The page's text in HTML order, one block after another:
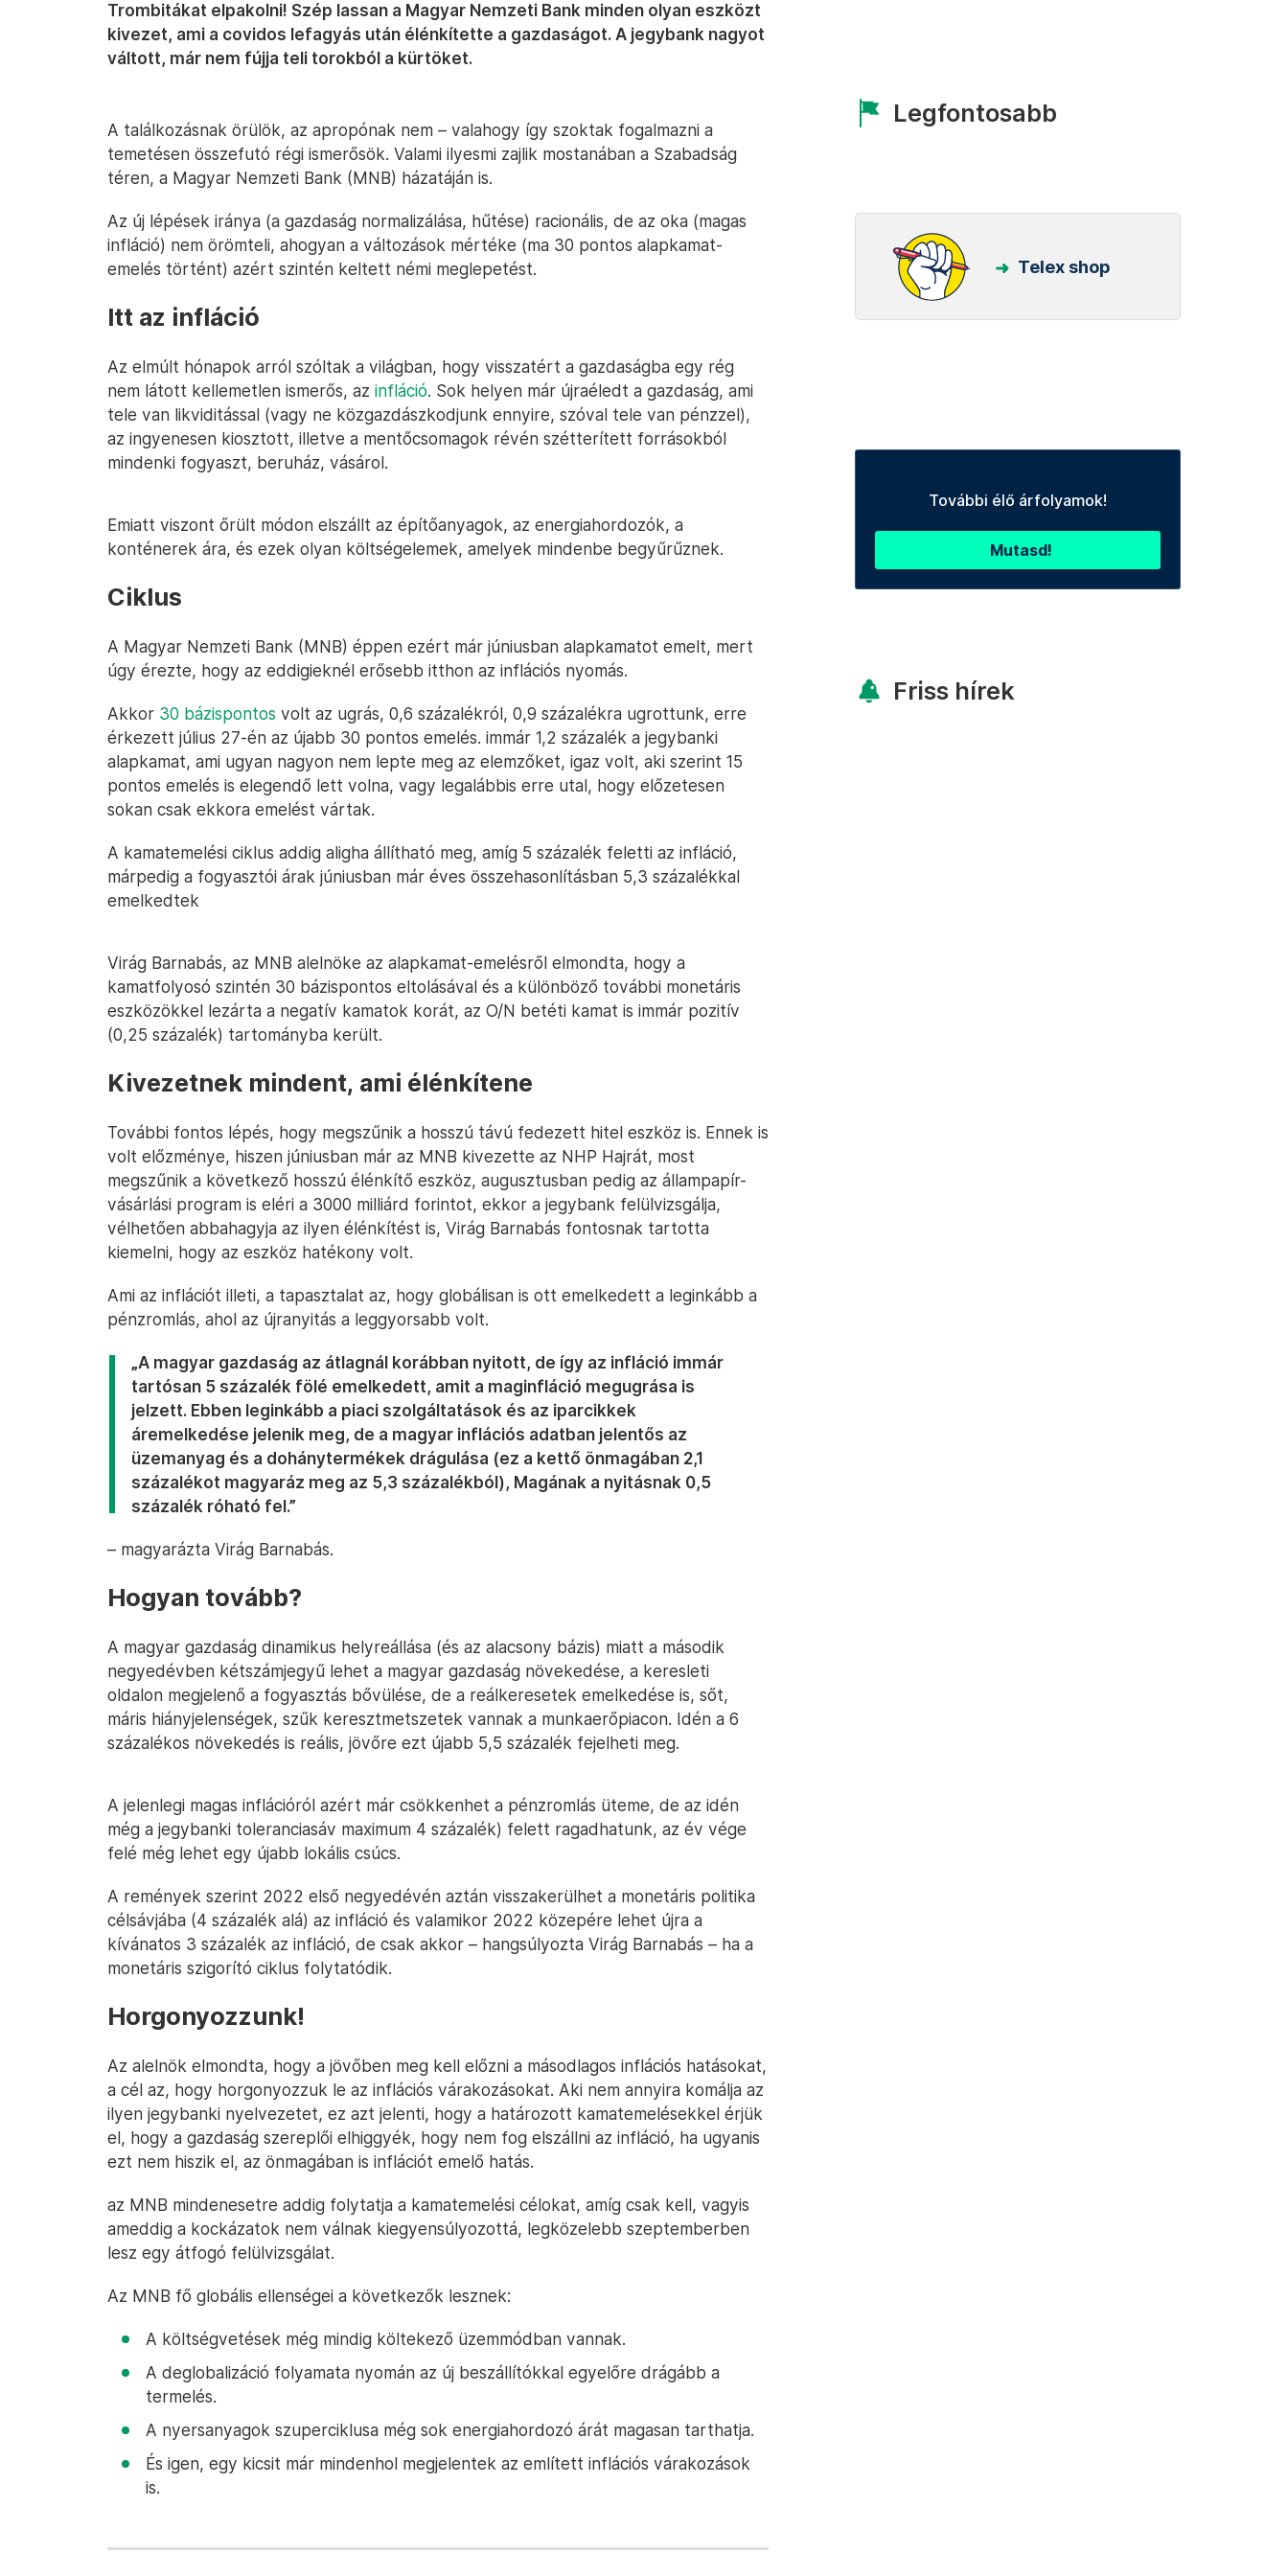
Trombitákat elpakolni! Szép lassan a Magyar Nemzeti Bank minden olyan eszközt
kivezet, ami a covidos lefagyás után élénkítette a gazdaságot. A jegybank nagyot
váltott, már nem fújja teli torokból a kürtöket.
A találkozásnak örülök, az apropónak nem – valahogy így szoktak fogalmazni a
temetésen összefutó régi ismerősök. Valami ilyesmi zajlik mostanában a Szabadság
téren, a Magyar Nemzeti Bank (MNB) házatáján is.
Az új lépések iránya (a gazdaság normalizálása, hűtése) racionális, de az oka (magas
infláció) nem örömteli, ahogyan a változások mértéke (ma 30 pontos alapkamat-
emelés történt) azért szintén keltett némi meglepetést.
Itt az infláció
Az elmúlt hónapok arról szóltak a világban, hogy visszatért a gazdaságba egy rég
nem látott kellemetlen ismerős, az infláció. Sok helyen már újraéledt a gazdaság, ami
tele van likviditással (vagy ne közgazdászkodjunk ennyire, szóval tele van pénzzel),
az ingyenesen kiosztott, illetve a mentőcsomagok révén szétterített forrásokból
mindenki fogyaszt, beruház, vásárol.
Emiatt viszont őrült módon elszállt az építőanyagok, az energiahordozók, a
konténerek ára, és ezek olyan költségelemek, amelyek mindenbe begyűrűznek.
Ciklus
A Magyar Nemzeti Bank (MNB) éppen ezért már júniusban alapkamatot emelt, mert
úgy érezte, hogy az eddigieknél erősebb itthon az inflációs nyomás.
Akkor 30 bázispontos volt az ugrás, 0,6 százalékról, 0,9 százalékra ugrottunk, erre
érkezett július 27-én az újabb 30 pontos emelés. immár 1,2 százalék a jegybanki
alapkamat, ami ugyan nagyon nem lepte meg az elemzőket, igaz volt, aki szerint 15
pontos emelés is elegendő lett volna, vagy legalábbis erre utal, hogy előzetesen
sokan csak ekkora emelést vártak.
A kamatemelési ciklus addig aligha állítható meg, amíg 5 százalék feletti az infláció,
márpedig a fogyasztói árak júniusban már éves összehasonlításban 5,3 százalékkal
emelkedtek
Virág Barnabás, az MNB alelnöke az alapkamat-emelésről elmondta, hogy a
kamatfolyosó szintén 30 bázispontos eltolásával és a különböző további monetáris
eszközökkel lezárta a negatív kamatok korát, az O/N betéti kamat is immár pozitív
(0,25 százalék) tartományba került.
Kivezetnek mindent, ami élénkítene
További fontos lépés, hogy megszűnik a hosszú távú fedezett hitel eszköz is. Ennek is
volt előzménye, hiszen júniusban már az MNB kivezette az NHP Hajrát, most
megszűnik a következő hosszú élénkítő eszköz, augusztusban pedig az állampapír-
vásárlási program is eléri a 3000 milliárd forintot, ekkor a jegybank felülvizsgálja,
vélhetően abbahagyja az ilyen élénkítést is, Virág Barnabás fontosnak tartotta
kiemelni, hogy az eszköz hatékony volt.
Ami az inflációt illeti, a tapasztalat az, hogy globálisan is ott emelkedett a leginkább a
pénzromlás, ahol az újranyitás a leggyorsabb volt.
„A magyar gazdaság az átlagnál korábban nyitott, de így az infláció immár
tartósan 5 százalék fölé emelkedett, amit a maginfláció megugrása is
jelzett. Ebben leginkább a piaci szolgáltatások és az iparcikkek
áremelkedése jelenik meg, de a magyar inflációs adatban jelentős az
üzemanyag és a dohánytermékek drágulása (ez a kettő önmagában 2,1
százalékot magyaráz meg az 5,3 százalékból), Magának a nyitásnak 0,5
százalék róható fel.”
– magyarázta Virág Barnabás.
Hogyan tovább?
A magyar gazdaság dinamikus helyreállása (és az alacsony bázis) miatt a második
negyedévben kétszámjegyű lehet a magyar gazdaság növekedése, a keresleti
oldalon megjelenő a fogyasztás bővülése, de a reálkeresetek emelkedése is, sőt,
máris hiányjelenségek, szűk keresztmetszetek vannak a munkaerőpiacon. Idén a 6
százalékos növekedés is reális, jövőre ezt újabb 5,5 százalék fejelheti meg.
A jelenlegi magas inflációról azért már csökkenhet a pénzromlás üteme, de az idén
még a jegybanki toleranciasáv maximum 4 százalék) felett ragadhatunk, az év vége
felé még lehet egy újabb lokális csúcs.
A remények szerint 2022 első negyedévén aztán visszakerülhet a monetáris politika
célsávjába (4 százalék alá) az infláció és valamikor 2022 közepére lehet újra a
kívánatos 3 százalék az infláció, de csak akkor – hangsúlyozta Virág Barnabás – ha a
monetáris szigorító ciklus folytatódik.
Horgonyozzunk!
Az alelnök elmondta, hogy a jövőben meg kell előzni a másodlagos inflációs hatásokat,
a cél az, hogy horgonyozzuk le az inflációs várakozásokat. Aki nem annyira komálja az
ilyen jegybanki nyelvezetet, ez azt jelenti, hogy a határozott kamatemelésekkel érjük
el, hogy a gazdaság szereplői elhiggyék, hogy nem fog elszállni az infláció, ha ugyanis
ezt nem hiszik el, az önmagában is inflációt emelő hatás.
az MNB mindenesetre addig folytatja a kamatemelési célokat, amíg csak kell, vagyis
ameddig a kockázatok nem válnak kiegyensúlyozottá, legközelebb szeptemberben
lesz egy átfogó felülvizsgálat.
Az MNB fő globális ellenségei a következők lesznek:
A költségvetések még mindig költekező üzemmódban vannak.
A deglobalizáció folyamata nyomán az új beszállítókkal egyelőre drágább a
termelés.
A nyersanyagok szuperciklusa még sok energiahordozó árát magasan tarthatja.
És igen, egy kicsit már mindenhol megjelentek az említett inflációs várakozások
is.
Legfontosabb
Telex shop
További élő árfolyamok!
Mutasd!
Friss hírek